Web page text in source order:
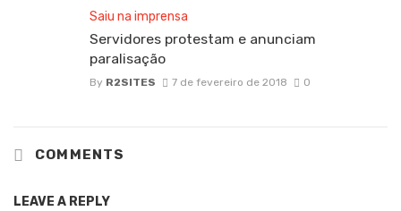
Saiu na imprensa
Servidores protestam e anunciam
paralisação
By R2SITES 7 de fevereiro de 2018 0
COMMENTS
LEAVE A REPLY